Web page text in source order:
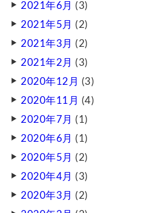
2021年6月 (3)
2021年5月 (2)
2021年3月 (2)
2021年2月 (3)
2020年12月 (3)
2020年11月 (4)
2020年7月 (1)
2020年6月 (1)
2020年5月 (2)
2020年4月 (3)
2020年3月 (2)